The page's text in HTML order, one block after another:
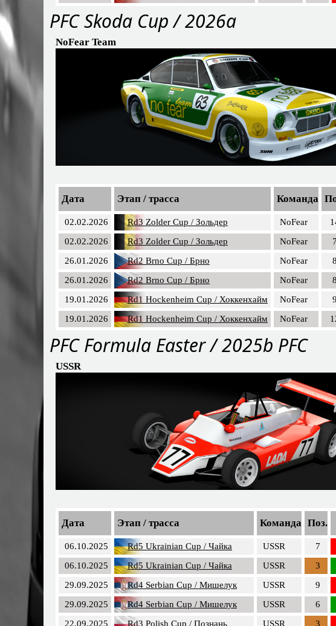
PFC Skoda Cup / 2026a
NoFear Team
Дата Этап / трасса Команда
02.02.2026 Rd3 Zolder Cup / Зольдер NoFear
02.02.2026
Rd3 Zolder Cup / Зольдер NoFear 7
26.01.2026
Rd2 Brno Cup / Брно NoFear 8
26.01.2026
Rd2 Brno Cup / Брно NoFear 8
19.01.2026
Rd1 Hockenheim Cup / Хоккенхайм NoFear 9
19.01.2026
Rd1 Hockenheim Cup / Хоккенхайм NoFear
PFС Formula Easter / 2025b PFC
USSR
Дата Этап / трасса Команда Поз.
06.10.2025 Rd5 Ukrainian Cup / Чайка USSR 7
06.10.2025
Rd5 Ukrainian Cup / Чайка USSR 3
29.09.2025
Rd4 Serbian Cup / Мишелук USSR 9
29.09.2025
Rd4 Serbian Cup / Мишелук USSR 6
22.09.2025
Rd3 Polish Cup / Познань USSR 3